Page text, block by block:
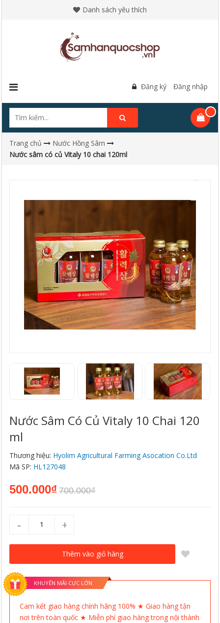
Danh sách yêu thích
Đăng ký Đăng nhập
Trang chủ
Nước Hồng Sâm
Nước sâm có củ Vitaly 10 chai 120ml
Nước Sâm Có Củ Vitaly 10 Chai 120
Ml
Thương hiệu: Hyolim Agricultural Farming Asocation Co.Ltd
Mã SP: HL127048
500.000₫ 700.000₫
- +
Thêm vào giỏ hàng
KHUYẾN MÃI CỰC LỚN
Cam kết giao hàng chính hãng 100% ★ Giao hàng tận
nơi trên toàn quốc ★ Miễn phí giao hàng trong nội thành